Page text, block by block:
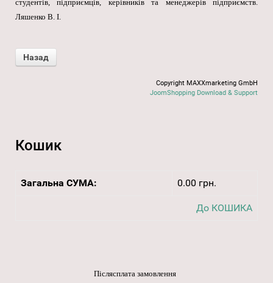
студентів, підприємців, керівників та менеджерів підприємств.
Ляшенко В. І.
Copyright MAXXmarketing GmbH
JoomShopping Download & Support
Кошик
Загальна СУМА: 0.00 грн.
До КОШИКА
Післясплата замовлення